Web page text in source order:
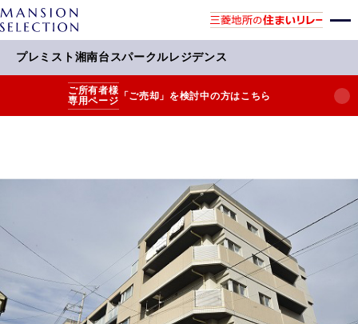
プレミスト湘南台スパークルレジデンス
ご所有者様
専用ページ 「ご売却」を検討中の方はこちら